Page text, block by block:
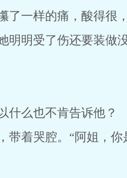
一样的痛，酸得很，
明受了伤还要装做没
么也不肯告诉他？
着哭腔。“阿姐，你